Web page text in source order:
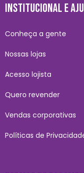
INSTITUCIONAL E
Conheça a gente
Nossas lojas
Acesso lojista
Quero revender
Vendas corporativas
Políticas de